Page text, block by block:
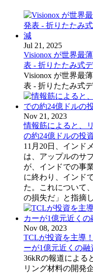
Jul 21, 2025
Visionox が世界最
表 - 折りたたみ式
Visionox が世界最
表 - 折りたたみ式
Nov 21, 2023
情報筋によると、
の約24億ドルの投
11月20日、インド
は、アップルのサ
が、インドでの事
に終わり、インド
た。これについて
の損失だ」と指摘し
Nov 08, 2023
TCLが投資を主導
ーが1億元近くの融
36kRの報道による
リング材料の開発